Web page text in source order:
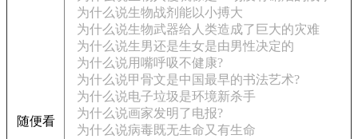
随便看
为什么说生物战剂能以小搏大
为什么说生物武器给人类造成了巨大的灾难
为什么说生男还是生女是由男性决定的
为什么说用嘴呼吸不健康?
为什么说甲骨文是中国最早的书法艺术?
为什么说电子垃圾是环境新杀手
为什么说画家发明了电报?
为什么说病毒既无生命又有生命